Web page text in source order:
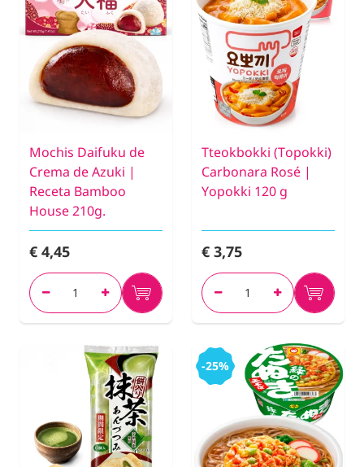
Mochis Daifuku de
Crema de Azuki |
Receta Bamboo
House 210g.
€ 4,45
Tteokbokki (Topokki)
Carbonara Rosé |
Yopokki 120 g
€ 3,75
-25%